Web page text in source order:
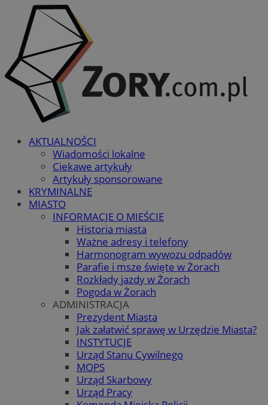
AKTUALNOŚCI
Wiadomości lokalne
Ciekawe artykuły
Artykuły sponsorowane
KRYMINALNE
MIASTO
INFORMACJE O MIEŚCIE
Historia miasta
Ważne adresy i telefony
Harmonogram wywozu odpadów
Parafie i msze święte w Żorach
Rozkłady jazdy w Żorach
Pogoda w Żorach
ADMINISTRACJA
Prezydent Miasta
Jak załatwić sprawę w Urzędzie Miasta?
INSTYTUCJE
Urząd Stanu Cywilnego
MOPS
Urząd Skarbowy
Urząd Pracy